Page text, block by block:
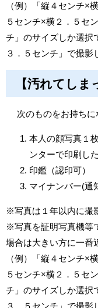
（例）「縦４センチ×
５センチ×横２．５セ
チ」のサイズしか選択
３．５センチ」で撮影
【汚れてしま
次のものをお持ちに
本人の顔写真１
ンターで印刷し
印鑑（認印可）
マイナンバー(通
※写真は１年以内に撮
※写真を証明写真機等
場合は大きい方に一番
（例）「縦４センチ×
５センチ×横２．５セ
チ」のサイズしか選択
３．５センチ」で撮影